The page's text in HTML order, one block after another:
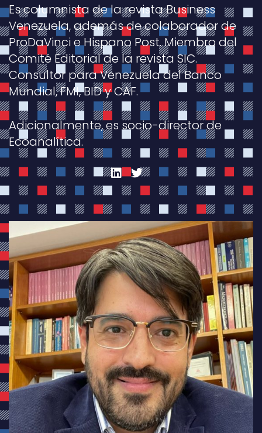
Es columnista de la revista Business
Venezuela, además de colaborador de
ProDaVinci e Hispano Post. Miembro del
Comité Editorial de la revista SIC.
Consultor para Venezuela del Banco
Mundial, FMI, BID y CAF.
Adicionalmente, es socio-director de
Ecoanalítica.